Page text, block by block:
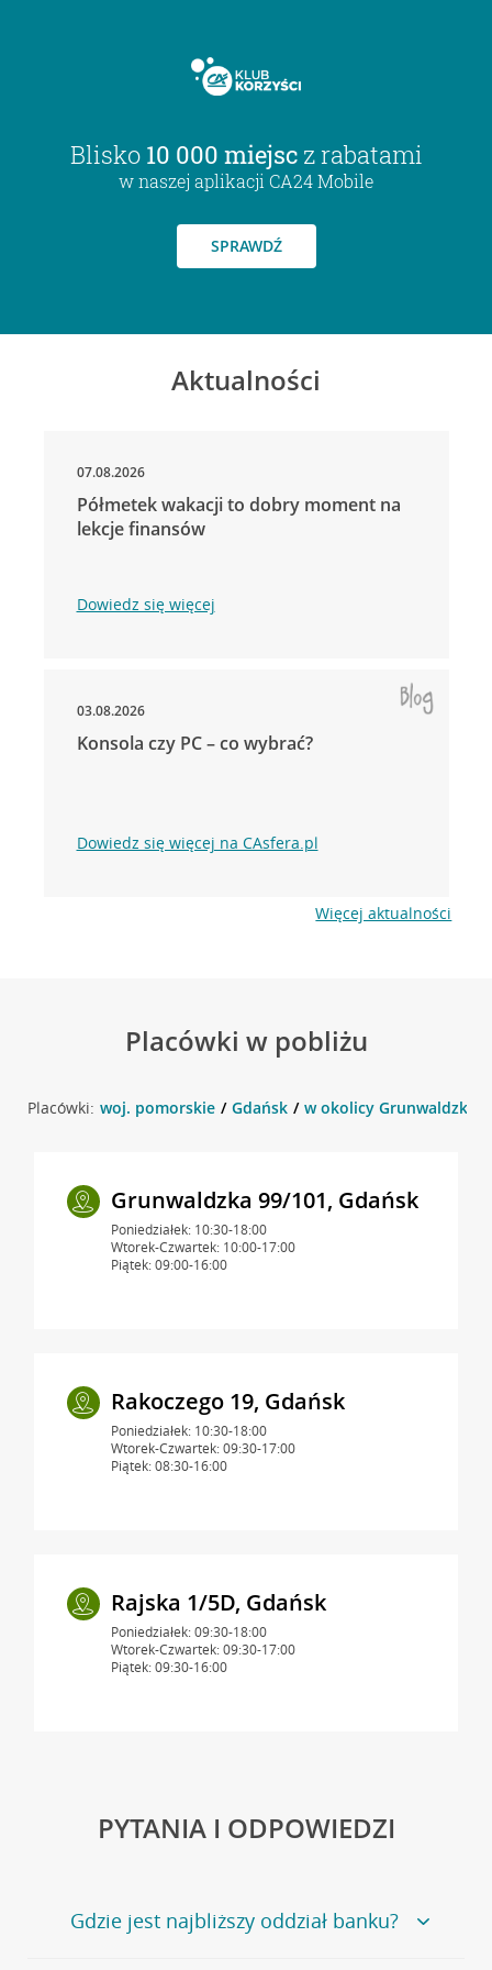
Blisko 10 000 miejsc z rabatami
w naszej aplikacji CA24 Mobile
SPRAWDŹ
Aktualności
07.08.2026
Półmetek wakacji to dobry moment na
lekcje finansów
Dowiedz się więcej
03.08.2026
Konsola czy PC – co wybrać?
Dowiedz się więcej na CAsfera.pl
Więcej aktualności
Placówki w pobliżu
Placówki: woj. pomorskie Gdańsk w okolicy Grunwaldzka
Grunwaldzka 99/101, Gdańsk
Poniedziałek: 10:30-18:00
Wtorek-Czwartek: 10:00-17:00
Piątek: 09:00-16:00
Rakoczego 19, Gdańsk
Poniedziałek: 10:30-18:00
Wtorek-Czwartek: 09:30-17:00
Piątek: 08:30-16:00
Rajska 1/5D, Gdańsk
Poniedziałek: 09:30-18:00
Wtorek-Czwartek: 09:30-17:00
Piątek: 09:30-16:00
PYTANIA I ODPOWIEDZI
Gdzie jest najbliższy oddział banku?